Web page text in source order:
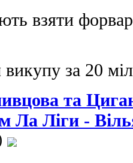
взяти
викупу за 20
та
Ла Ліги -